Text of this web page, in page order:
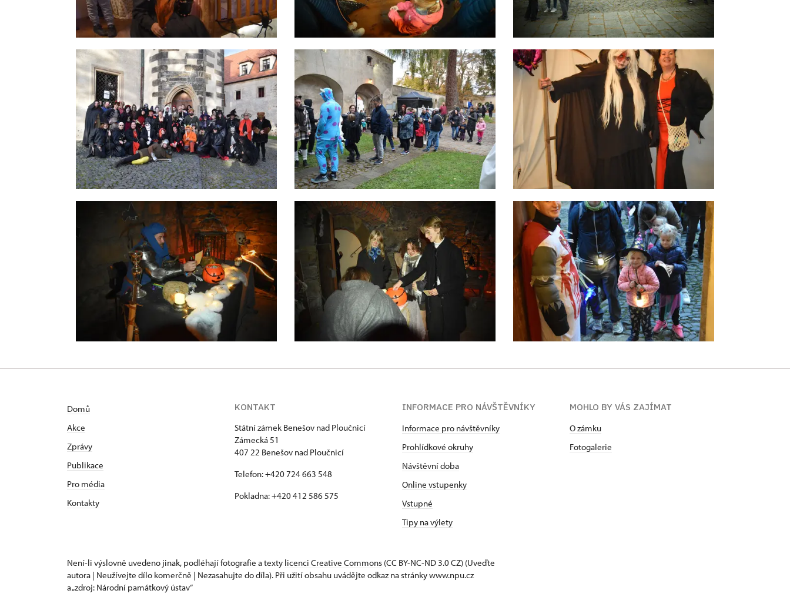
Domů
Akce
Zprávy
Publikace
Pro média
Kontakty
KONTAKT
Státní zámek Benešov nad Ploučnicí
Zámecká 51
407 22 Benešov nad Ploučnicí
Telefon: +420 724 663 548
Pokladna: +420 412 586 575
INFORMACE PRO NÁVŠTĚVNÍKY
Informace pro návštěvníky
Prohlídkové okruhy
Návštěvní doba
Online vstupenky
Vstupné
Tipy na výlety
MOHLO BY VÁS ZAJÍMAT
O zámku
Fotogalerie
Není-li výslovně uvedeno jinak, podléhají fotografie a texty licenci Creative Commons (CC BY-NC-ND 3.0 CZ) (Uveďte
autora | Neužívejte dílo komerčně | Nezasahujte do díla). Při užití obsahu uvádějte odkaz na stránky www.npu.cz
a „zdroj: Národní památkový ústav“